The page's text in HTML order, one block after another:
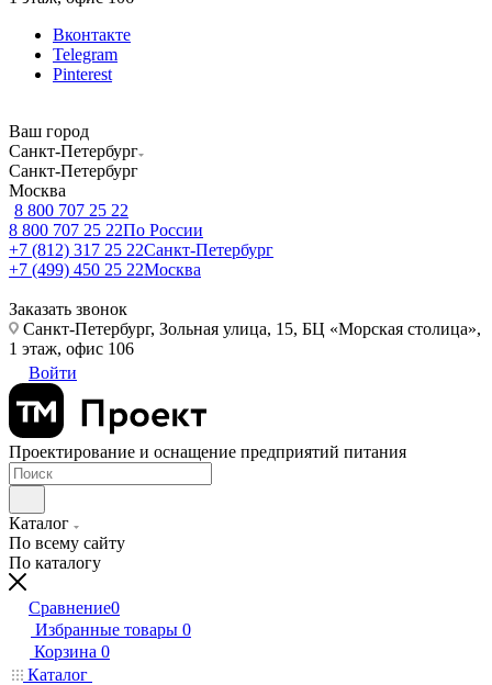
Вконтакте
Telegram
Pinterest
Ваш город
Санкт-Петербург
Санкт-Петербург
Москва
8 800 707 25 22
8 800 707 25 22По России
+7 (812) 317 25 22Санкт-Петербург
+7 (499) 450 25 22Москва
Заказать звонок
Санкт-Петербург, Зольная улица, 15, БЦ «Морская столица»,
1 этаж, офис 106
Войти
Проектирование и оснащение предприятий питания
Каталог
По всему сайту
По каталогу
Сравнение0
Избранные товары 0
Корзина 0
Каталог